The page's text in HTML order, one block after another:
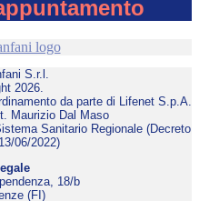
S.r.l.
2026.
da parte di Lifenet S.p.A.
Maurizio Dal Maso
Sanitario Regionale (Decreto
06/2022)
18/b
(FI)